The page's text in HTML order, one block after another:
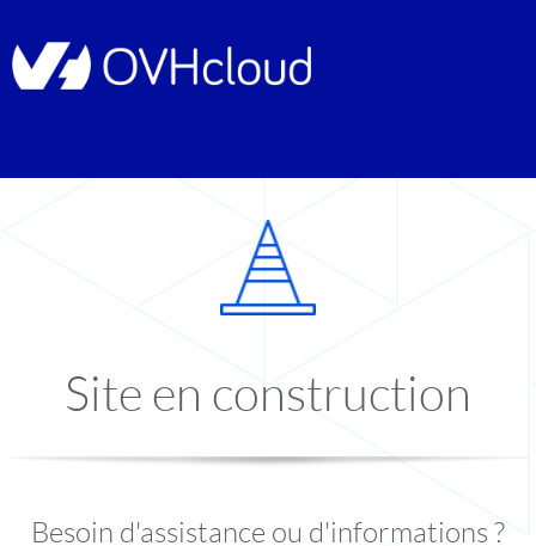
Site en construction
Besoin d'assistance ou d'informations ?